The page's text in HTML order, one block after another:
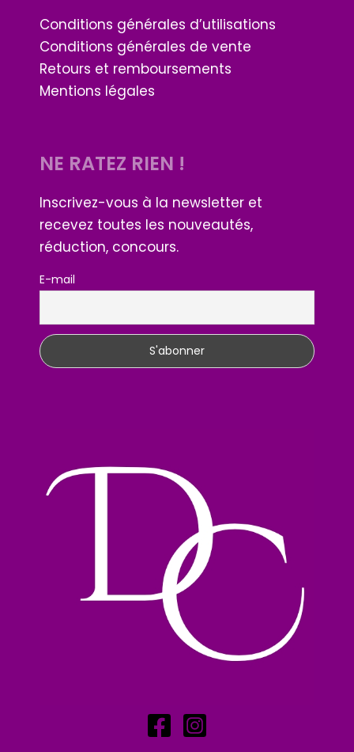
Conditions générales d’utilisations
Conditions générales de vente
Retours et remboursements
Mentions légales
NE RATEZ RIEN !
Inscrivez-vous à la newsletter et
recevez toutes les nouveautés,
réduction, concours.
E-mail